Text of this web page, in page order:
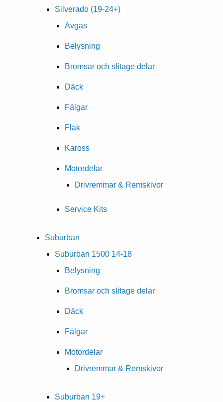
Silverado (19-24+)
Avgas
Belysning
Bromsar och slitage delar
Däck
Fälgar
Flak
Kaross
Motordelar
Drivremmar & Remskivor
Service Kits
Suburban
Suburban 1500 14-18
Belysning
Bromsar och slitage delar
Däck
Fälgar
Motordelar
Drivremmar & Remskivor
Suburban 19+